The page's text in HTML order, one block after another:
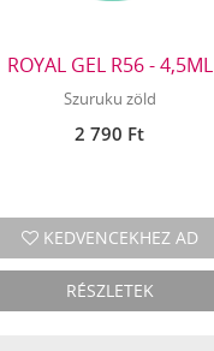
ROYAL GEL R56 - 4,5ML
Szuruku zöld
2 790 Ft
KEDVENCEKHEZ AD
RÉSZLETEK